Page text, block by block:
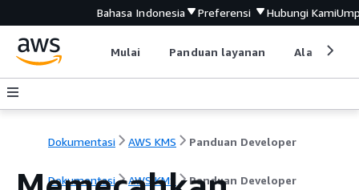
Bahasa Indonesia Preferensi Hubungi Kami
Mulai Panduan layanan Alat
Dokumentasi AWS KMS Panduan Developer
Dokumentasi AWS KMS Panduan Developer